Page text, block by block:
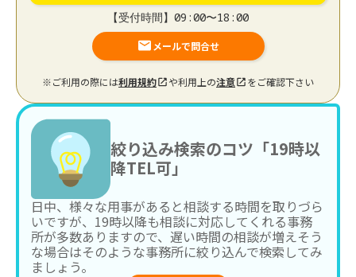
【受付時間】09:00〜18:00
メールで問合せ
※ご利用の際には利用規約 や利用上の注意 をご確認下さい
絞り込み検索のコツ「19時以
降TEL可」
日中、様々な用事があると相談する時間を取りづら
いですが、19時以降も相談に対応してくれる事務
所が多数ありますので、遅い時間の相談が増えそう
な場合はそのような事務所に絞り込んで検索してみ
ましょう。